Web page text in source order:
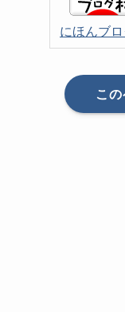
にほんブ
こ